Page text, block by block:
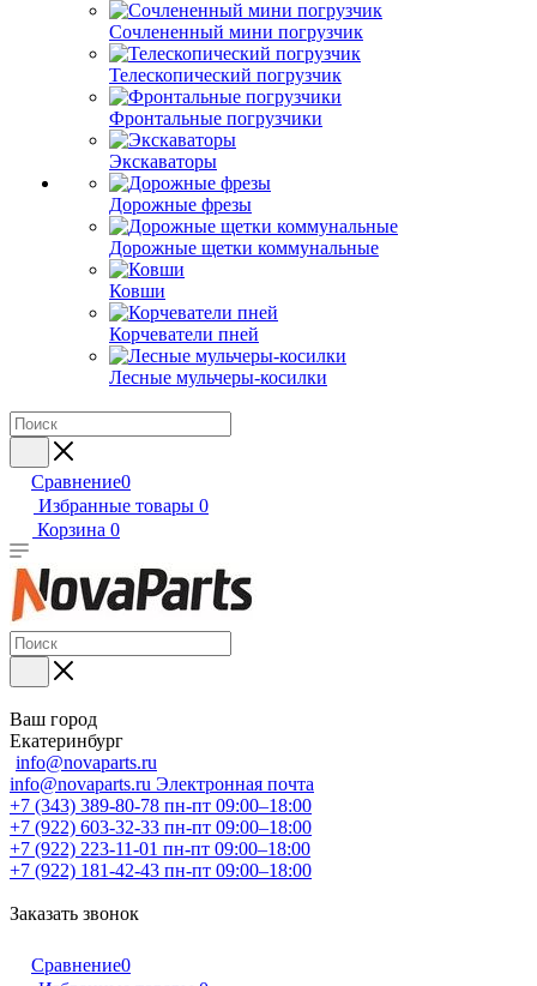
Сочлененный мини погрузчик
Телескопический погрузчик
Фронтальные погрузчики
Экскаваторы
Дорожные фрезы
Дорожные щетки коммунальные
Ковши
Корчеватели пней
Лесные мульчеры-косилки
Сравнение0
Избранные товары 0
Корзина 0
Ваш город
Екатеринбург
info@novaparts.ru
info@novaparts.ru Электронная почта
+7 (343) 389-80-78 пн-пт 09:00–18:00
+7 (922) 603-32-33 пн-пт 09:00–18:00
+7 (922) 223-11-01 пн-пт 09:00–18:00
+7 (922) 181-42-43 пн-пт 09:00–18:00
Заказать звонок
Сравнение0